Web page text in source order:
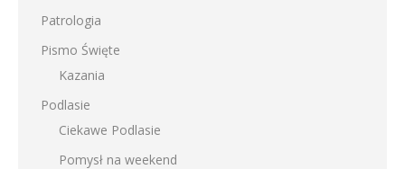
Patrologia
Pismo Święte
Kazania
Podlasie
Ciekawe Podlasie
Pomysł na weekend